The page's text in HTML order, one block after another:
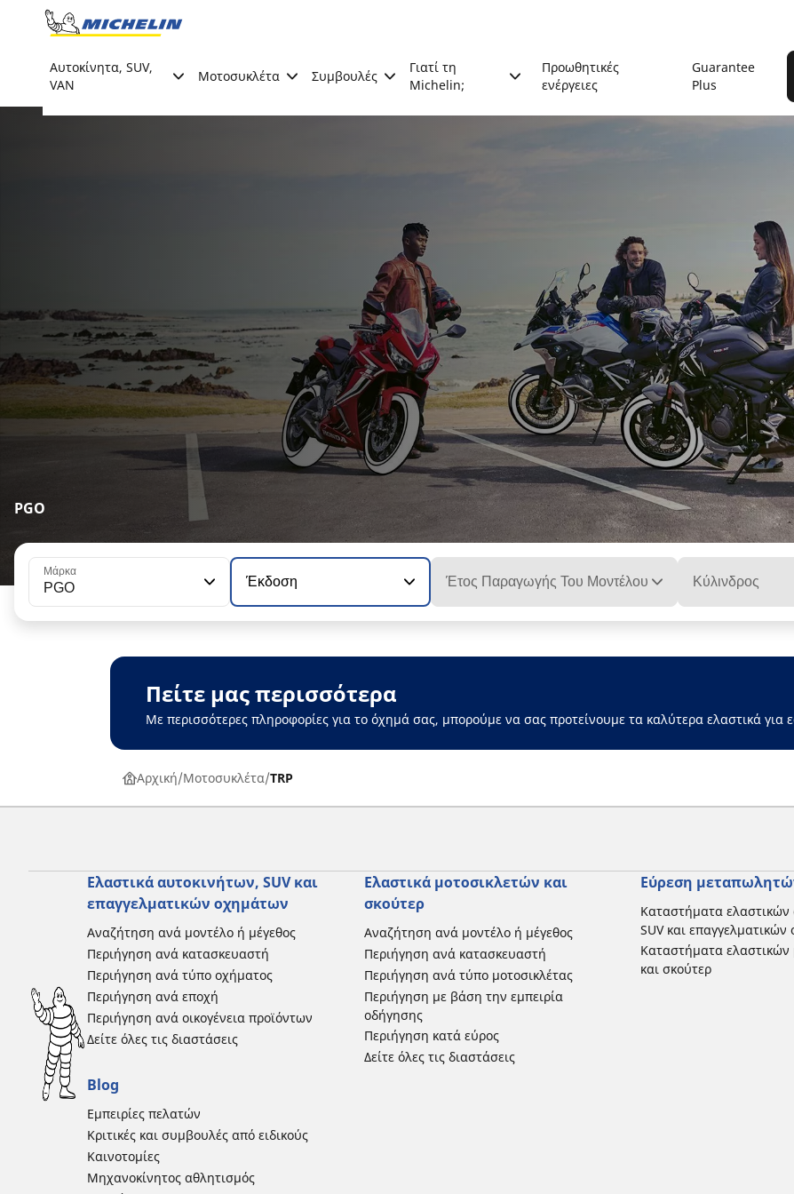
Go to page content
Αυτοκίνητα, SUV,
VAN
Μοτοσυκλέτα Συμβουλές
Γιατί τη
Michelin;
Προωθητικές
ενέργειες
Guarantee
Plus
PGO
Μάρκα
PGO Έκδοση Έτος Παραγωγής Του Μοντέλου Κύλινδρος
Πείτε μας περισσότερα
Με περισσότερες πληροφορίες για το όχημά σας, μπορούμε να σας προτείνουμε τα καλύτερα ελαστικά για
Αρχική Μοτοσυκλέτα TRP
Ελαστικά αυτοκινήτων, SUV και
επαγγελματικών οχημάτων
Αναζήτηση ανά μοντέλο ή μέγεθος
Περιήγηση ανά κατασκευαστή
Περιήγηση ανά τύπο οχήματος
Περιήγηση ανά εποχή
Περιήγηση ανά οικογένεια προϊόντων
Δείτε όλες τις διαστάσεις
Ελαστικά μοτοσικλετών και
σκούτερ
Αναζήτηση ανά μοντέλο ή μέγεθος
Περιήγηση ανά κατασκευαστή
Περιήγηση ανά τύπο μοτοσικλέτας
Περιήγηση με βάση την εμπειρία
οδήγησης
Περιήγηση κατά εύρος
Δείτε όλες τις διαστάσεις
Εύρεση
Καταστήματα ελαστικών
SUV και
Καταστήματα ελαστικών
και σκούτερ
Blog
Εμπειρίες πελατών
Κριτικές και συμβουλές από ειδικούς
Καινοτομίες
Μηχανοκίνητος αθλητισμός